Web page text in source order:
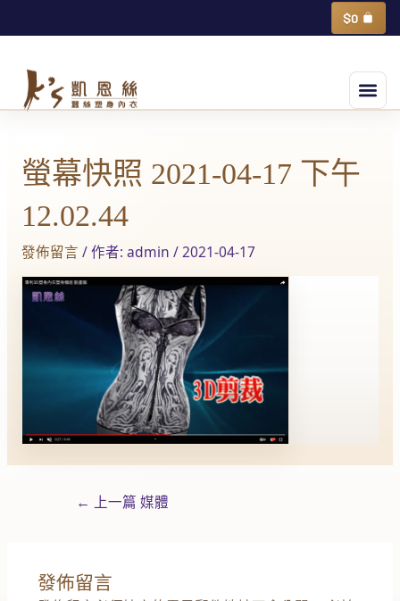
至
內
$0
物
籃
選
單
螢幕快照 2021-04-17 下午
12.02.44
發佈留言 / 作者: admin /2021-04-17
← 上一篇 媒體
發佈留言